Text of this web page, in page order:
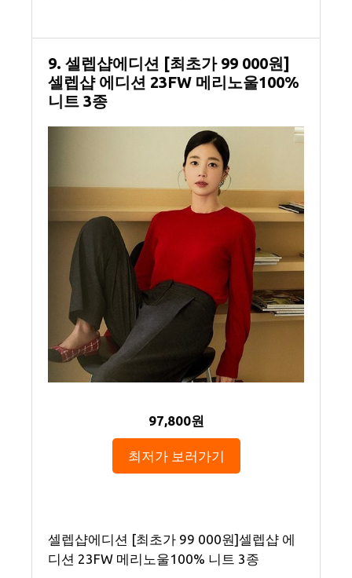
9. 셀렙샵에디션 [최초가 99 000원]
셀렙샵 에디션 23FW 메리노울100%
니트 3종
97,800원
최저가 보러가기
셀렙샵에디션 [최초가 99 000원]셀렙샵 에
디션 23FW 메리노울100% 니트 3종